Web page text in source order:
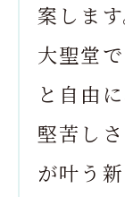
案します
大聖堂
と自由
堅苦し
が叶う